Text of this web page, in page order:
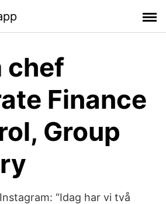
chef
Finance
Group
“Idag har vi två